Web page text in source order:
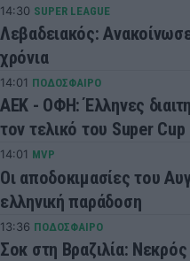
14:30 SUPER LEAGUE
Λεβαδειακός:
χρόνια
14:01 ΠΟΔΟΣΦΑΙΡΟ
ΑΕΚ - ΟΦΗ: Έλληνες
τον τελικό του Super Cup
14:01 MVP
Οι αποδοκιμασίες του
ελληνική παράδοση
13:36 ΠΟΔΟΣΦΑΙΡΟ
Σοκ στη Βραζιλία: